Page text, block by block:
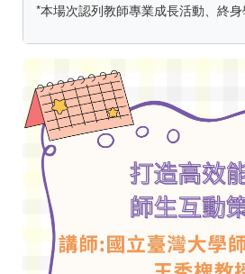
*本場次認列教師專業成長活動、終